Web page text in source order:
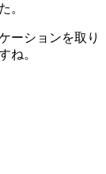
。
ーションを取り
ね。